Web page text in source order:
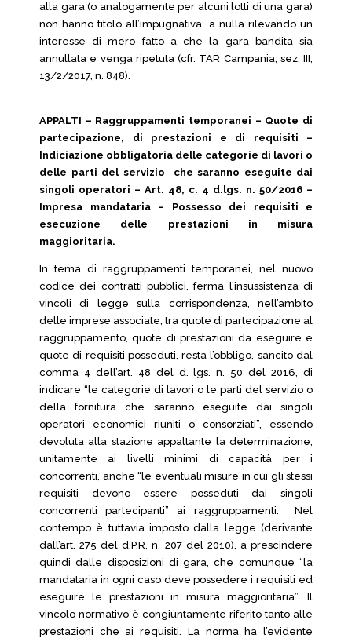
alla gara (o analogamente per alcuni lotti di una gara)
non hanno titolo all’impugnativa, a nulla rilevando un
interesse di mero fatto a che la gara bandita sia
annullata e venga ripetuta (cfr. TAR Campania, sez. III,
13/2/2017, n. 848).
APPALTI – Raggruppamenti temporanei – Quote di
partecipazione, di prestazioni e di requisiti –
Indiciazione obbligatoria delle categorie di lavori o
delle parti del servizio che saranno eseguite dai
singoli operatori – Art. 48, c. 4 d.lgs. n. 50/2016 –
Impresa mandataria – Possesso dei requisiti e
esecuzione delle prestazioni in misura
maggioritaria.
In tema di raggruppamenti temporanei, nel nuovo
codice dei contratti pubblici, ferma l’insussistenza di
vincoli di legge sulla corrispondenza, nell’ambito
delle imprese associate, tra quote di partecipazione al
raggruppamento, quote di prestazioni da eseguire e
quote di requisiti posseduti, resta l’obbligo, sancito dal
comma 4 dell’art. 48 del d. lgs. n. 50 del 2016, di
indicare “le categorie di lavori o le parti del servizio o
della fornitura che saranno eseguite dai singoli
operatori economici riuniti o consorziati”, essendo
devoluta alla stazione appaltante la determinazione,
unitamente ai livelli minimi di capacità per i
concorrenti, anche “le eventuali misure in cui gli stessi
requisiti devono essere posseduti dai singoli
concorrenti partecipanti” ai raggruppamenti. Nel
contempo è tuttavia imposto dalla legge (derivante
dall’art. 275 del d.P.R. n. 207 del 2010), a prescindere
quindi dalle disposizioni di gara, che comunque “la
mandataria in ogni caso deve possedere i requisiti ed
eseguire le prestazioni in misura maggioritaria”. Il
vincolo normativo è congiuntamente riferito tanto alle
prestazioni che ai requisiti. La norma ha l’evidente